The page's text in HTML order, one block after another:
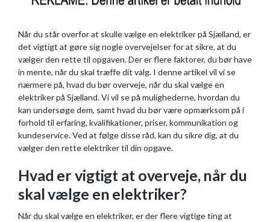
Når du står overfor at skulle vælge en elektriker på Sjælland, er
det vigtigt at gøre sig nogle overvejelser for at sikre, at du
vælger den rette til opgaven. Der er flere faktorer, du bør have
in mente, når du skal træffe dit valg. I denne artikel vil vi se
nærmere på, hvad du bør overveje, når du skal vælge en
elektriker på Sjælland. Vi vil se på mulighederne, hvordan du
kan undersøge dem, samt hvad du bør være opmærksom på i
forhold til erfaring, kvalifikationer, priser, kommunikation og
kundeservice. Ved at følge disse råd, kan du sikre dig, at du
vælger den rette elektriker til din opgave.
Hvad er vigtigt at overveje, når du
skal vælge en elektriker?
Når du skal vælge en elektriker, er der flere vigtige ting at